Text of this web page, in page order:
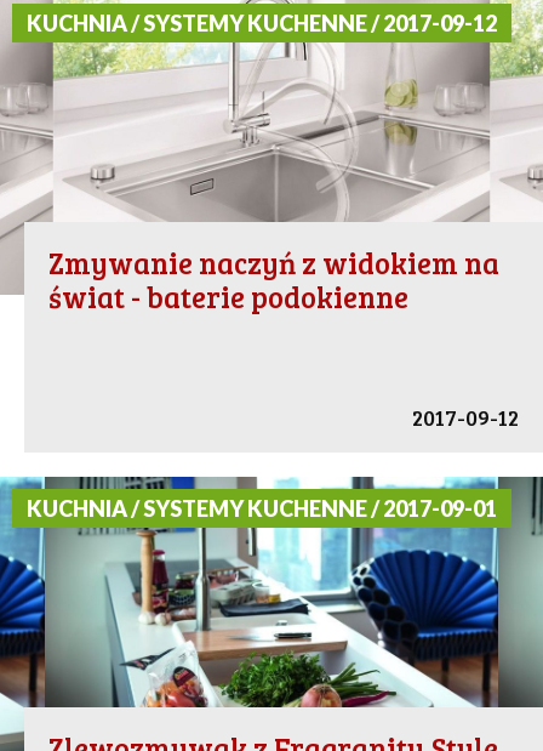
KUCHNIA / SYSTEMY KUCHENNE / 2017-09-12
Zmywanie naczyń z widokiem na
świat - baterie podokienne
2017-09-12
KUCHNIA / SYSTEMY KUCHENNE / 2017-09-01